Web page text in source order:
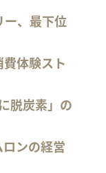
ー、最下位
体験スト
脱炭素」の
ンの経営